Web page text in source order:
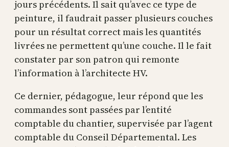
jours précédents. Il sait qu’avec ce type de
peinture, il faudrait passer plusieurs couches
pour un résultat correct mais les quantités
livrées ne permettent qu’une couche. Il le fait
constater par son patron qui remonte
l’information à l’architecte HV.
Ce dernier, pédagogue, leur répond que les
commandes sont passées par l’entité
comptable du chantier, supervisée par l’agent
comptable du Conseil Départemental. Les